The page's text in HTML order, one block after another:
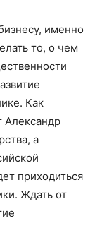
именно
то, о чем
Как
Александр
а
приходиться
Ждать от